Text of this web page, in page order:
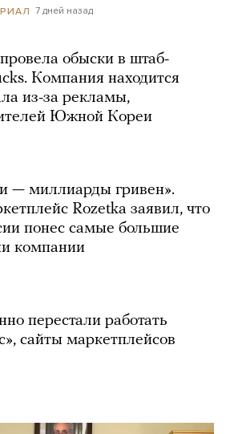
7 дней назад
обыски в штаб-
Компания находится
из-за рекламы,
Южной Кореи
— миллиарды гривен».
Rozetka заявил, что
понес самые большие
компании
перестали работать
сайты маркетплейсов